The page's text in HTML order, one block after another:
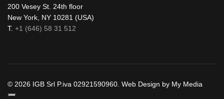
200 Vesey St. 24th floor
New York, NY 10281 (USA)
T. +1 (646) 58 31 512
© 2026 IGB Srl P.iva 02921590960. Web Design by My Media